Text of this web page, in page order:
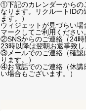
①下記のカレンダーからの
なります。リクルートID
ます。）
ウィジェットが見づらい場
マーク してご利用ください。
②SNSからのご連絡（24時
23時以降は翌朝お返事致し
③メールでのご連絡（確認
ります。）
④お電話でのご連絡（休講
い場合もございます。）